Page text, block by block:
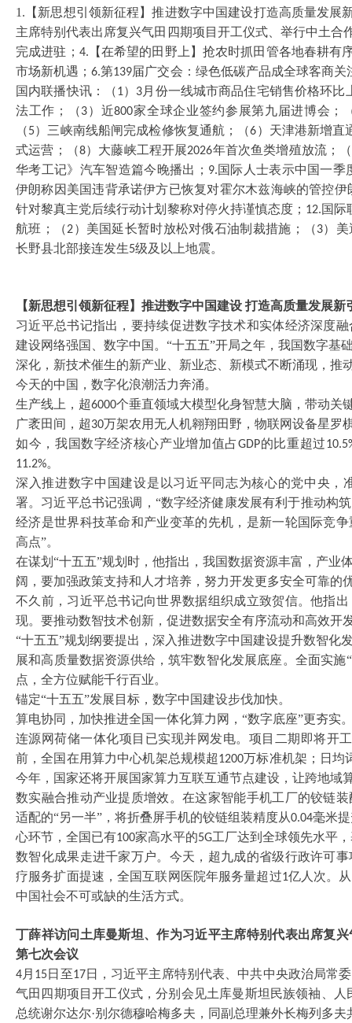
1.【新思想引领新征程】推进数字中国建设打造高质量发展
主席特别代表出席复兴气田四期项目开工仪式、举行中土合
完成进驻； 4. 【在希望的田野上】抢农时抓田管各地春耕有
市场新机遇；6.第139届广交会：绿色低碳产品成全球客商关
国内联播快讯：（1） 3月份一线城市商品住宅销售价格环比
法工作；（3）近800家全球企业签约参展第九届进博会；
（5）三峡南线船闸完成检修恢复通航；（6）天津港新增直
式运营；（8）大藤峡工程开展2026年首次鱼类增殖放流；（
华考工记》汽车智造篇今晚播出； 9.国际人士表示中国一季
伊朗称因美国违背承诺伊方已恢复对霍尔木兹海峡的管控
针对黎真主党后续行动计划黎称对停火持谨慎态度； 12.国际
航班；（2）美国延长暂时放松对俄石油制裁措施；（3）
长野县北部接连发生5级及以上地震。
【新思想引领新征程】推进数字中国建设 打造高质量发展新
习近平总书记指出，要持续促进数字技术和实体经济深度
建设网络强国、数字中国。 “十五五”开局之年，我国数字基
深化，新技术催生的新产业、新业态、新模式不断涌现，推
今天的中国，数字化浪潮活力奔涌。
生产线上，超6000个垂直领域大模型化身智慧大脑，带动关
广袤田间，超30万架农用无人机翱翔田野，物联网设备星罗
如今，我国数字经济核心产业增加值占GDP的比重超过
11.2%。
深入推进数字中国建设是以习近平同志为核心的党中央，
署。习近平总书记强调， “数字经济健康发展有利于推动构
经济是世界科技革命和产业变革的先机，是新一轮国际竞
高点”。
在谋划 “十五五”规划时，他指出，我国数据资源丰富，产业
阔，要加强政策支持和人才培养，努力开发更多安全可靠的
不久前，习近平总书记向世界数据组织成立致贺信。他指
现。要推动数智技术创新，促进数据安全有序流动和高效开
“十五五”规划纲要提出，深入推进数字中国建设提升数智化
展和高质量数据资源供给，筑牢数智化发展底座。全面实施
点，全方位赋能千行百业。
锚定“十五五”发展目标，数字中国建设步伐加快。
算电协同，加快推进全国一体化算力网， “数字底座”更夯实
连源网荷储一体化项目已实现并网发电。项目二期即将开
前，全国在用算力中心机架总规模超1200万标准机架；日均
今年，国家还将开展国家算力互联互通节点建设，让跨地域
数实融合推动产业提质增效。在这家智能手机工厂的铰链
适配的“另一半”，将折叠屏手机的铰链组装精度从0.04毫米
心环节，全国已有100家高水平的5G工厂达到全球领先水平
数智化成果走进千家万户。今天，超九成的省级行政许可
疗服务扩面提速，全国互联网医院年服务量超过1亿人次。
中国社会不可或缺的生活方式。
丁薛祥访问土库曼斯坦、作为习近平主席特别代表出席复
第七次会议
4月 15日至17日，习近平主席特别代表、中共中央政治局常
气田四期项目开工仪式，分别会见土库曼斯坦民族领袖、
总统谢尔达尔·别尔德穆哈梅多夫，同副总理兼外长梅列多